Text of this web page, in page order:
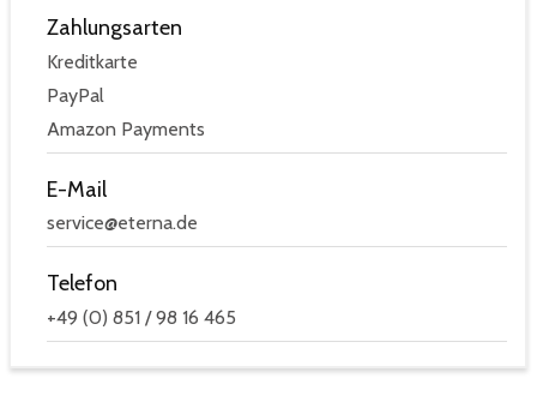
Zahlungsarten
Kreditkarte
PayPal
Amazon Payments
E-Mail
service@eterna.de
Telefon
+49 (0) 851 / 98 16 465